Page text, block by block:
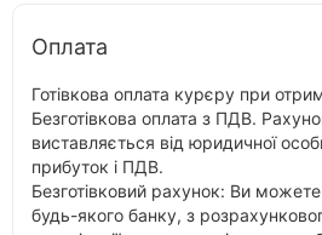
Оплата
Готівкова оплата курєру при
Безготівкова оплата з ПДВ.
виставляється від юридичної
прибуток і ПДВ.
Безготівковий рахунок: Ви
будь-якого банку, з